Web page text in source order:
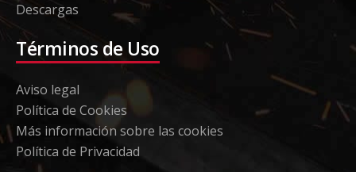
Descargas
Términos de Uso
Aviso legal
Política de Cookies
Más información sobre las cookies
Política de Privacidad